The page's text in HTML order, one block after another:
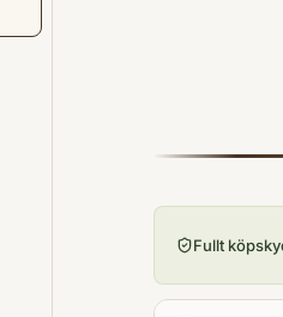
Fullt